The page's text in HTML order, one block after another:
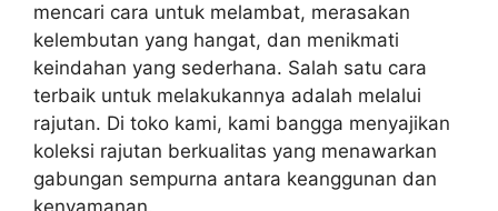
mencari cara untuk melambat, merasakan
kelembutan yang hangat, dan menikmati
keindahan yang sederhana. Salah satu cara
terbaik untuk melakukannya adalah melalui
rajutan. Di toko kami, kami bangga menyajikan
koleksi rajutan berkualitas yang menawarkan
gabungan sempurna antara keanggunan dan